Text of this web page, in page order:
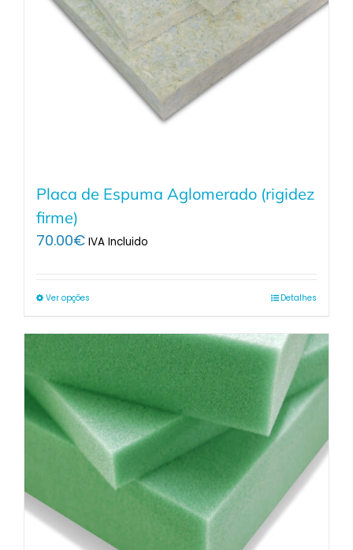
Placa de Espuma Aglomerado (rigidez
firme)
70.00€ IVA Incluido
Ver opções Detalhes